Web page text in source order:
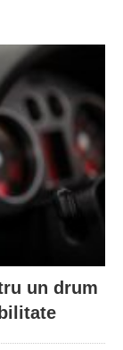
un drum